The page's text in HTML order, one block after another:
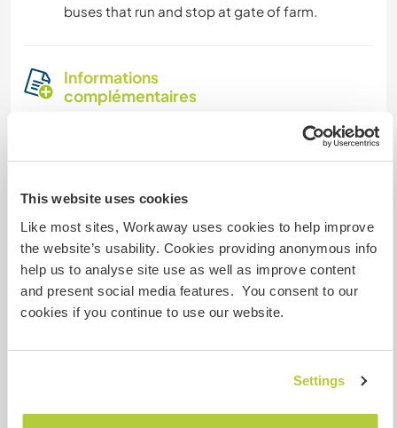
This website uses cookies
Like most sites, Workaway uses cookies to help improve
the website’s usability. Cookies providing anonymous info
help us to analyse site use as well as improve content
and present social media features. You consent to our
cookies if you continue to use our website.
Settings
buses that run and stop at gate of farm.
Informations
complémentaires
Nous avons des animaux
Nous sommes fumeurs
digital nomads